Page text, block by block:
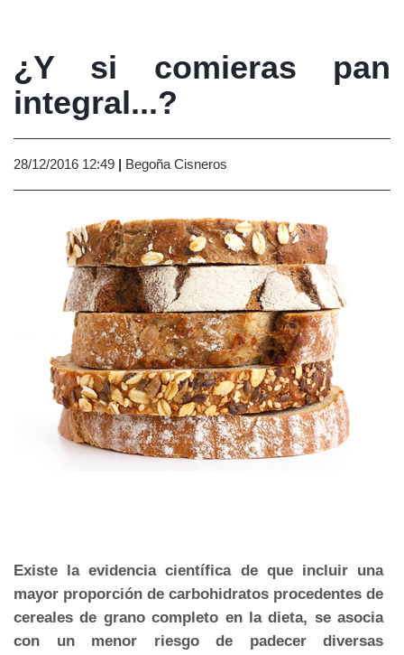
¿Y si comieras pan
integral...?
28/12/2016 12:49 | Begoña Cisneros
Existe la evidencia científica de que incluir una
mayor proporción de carbohidratos procedentes de
cereales de grano completo en la dieta, se asocia
con un menor riesgo de padecer diversas